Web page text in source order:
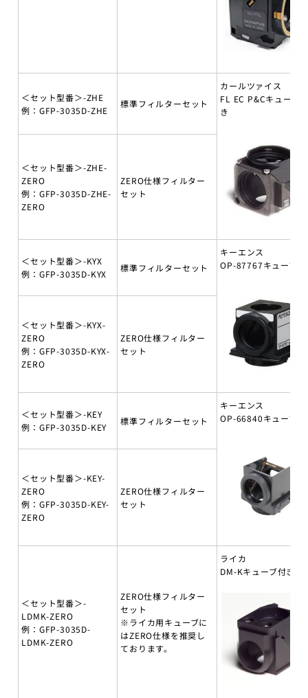
＜セット型番＞-ZHE
例：GFP-3035D-ZHE
標準フィルターセット
カールツァイス
FL EC P&Cキューブ
き
＜セット型番＞-ZHE-
ZERO
例：GFP-3035D-ZHE-
ZERO
ZERO仕様フィルター
セット
＜セット型番＞-KYX
例：GFP-3035D-KYX
標準フィルターセット
キーエンス
OP-87767キューブ付
＜セット型番＞-KYX-
ZERO
例：GFP-3035D-KYX-
ZERO
ZERO仕様フィルター
セット
＜セット型番＞-KEY
例：GFP-3035D-KEY
標準フィルターセット
キーエンス
OP-66840キューブ付
＜セット型番＞-KEY-
ZERO
例：GFP-3035D-KEY-
ZERO
ZERO仕様フィルター
セット
＜セット型番＞-
LDMK-ZERO
例：GFP-3035D-
LDMK-ZERO
ZERO仕様フィルター
セット
※ライカ用キューブに
はZERO仕様を推奨し
ております。
ライカ
DM-Kキューブ付き